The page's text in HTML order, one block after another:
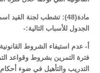
مادة(48): تشطب لجنة
الجدول للأسباب التالية:-
أ- عدم استيفاء الشروط
فترة التمرين بشروط وقواعد
التدريب والتأهيل في ضوء